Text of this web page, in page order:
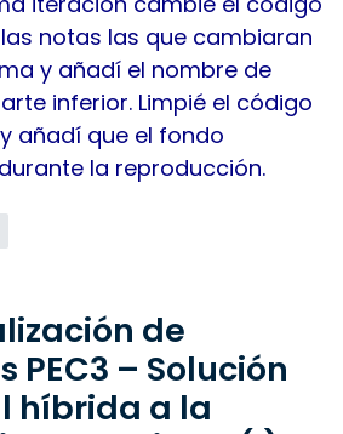
notas las que cambiaran
y añadí el nombre de
inferior. Limpié el código
añadí que el fondo
la reproducción.
de
– Solución
híbrida a la